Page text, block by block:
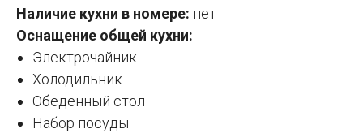
Наличие кухни в номере: нет
Оснащение общей кухни:
Электрочайник
Холодильник
Обеденный стол
Набор посуды